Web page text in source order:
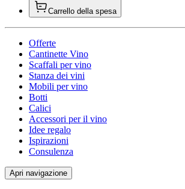
Carrello della spesa
Offerte
Cantinette Vino
Scaffali per vino
Stanza dei vini
Mobili per vino
Botti
Calici
Accessori per il vino
Idee regalo
Ispirazioni
Consulenza
Apri navigazione